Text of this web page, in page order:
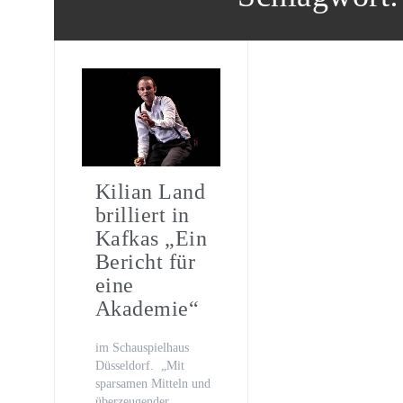
TV-Premiere
„Fritzie – Der Himmel muss
Kilian Land
brilliert in
Kafkas „Ein
Bericht für
eine
Akademie“
im Schauspielhaus
Düsseldorf. „Mit
sparsamen Mitteln und